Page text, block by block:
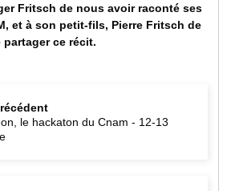
Fritsch de nous avoir raconté ses
et à son petit-fils, Pierre Fritsch de
ce récit.
le hackaton du Cnam - 12-13